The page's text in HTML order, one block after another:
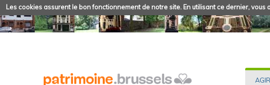
Les cookies assurent le bon fonctionnement de notre site. En utilisant ce dernier, vous
AGIR